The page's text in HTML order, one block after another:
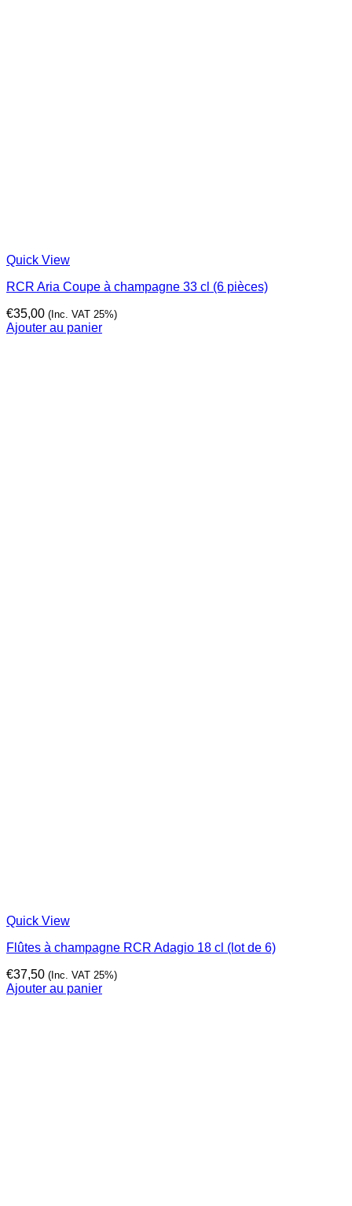
Quick View
RCR Aria Coupe à champagne 33 cl (6 pièces)
€35,00 (Inc. VAT 25%)
Ajouter au panier
Quick View
Flûtes à champagne RCR Adagio 18 cl (lot de 6)
€37,50 (Inc. VAT 25%)
Ajouter au panier